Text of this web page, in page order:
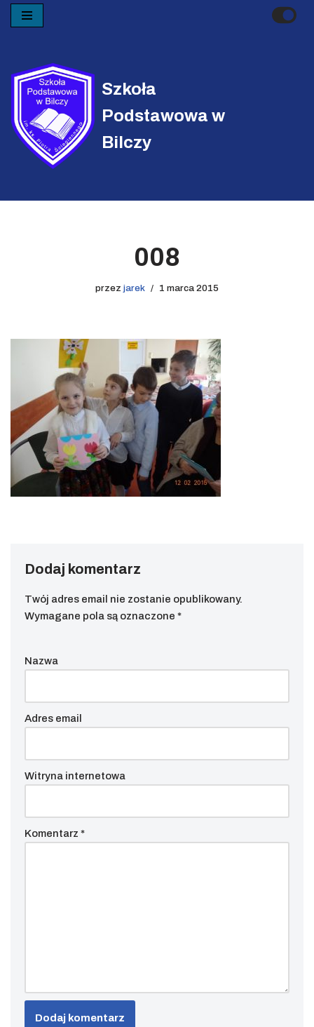
treści
Szkoła
Podstawowa w
Bilczy
008
przez jarek 1 marca 2015
Dodaj komentarz
Twój adres email nie zostanie opublikowany.
Wymagane pola są oznaczone *
Nazwa
Adres email
Witryna internetowa
Komentarz *